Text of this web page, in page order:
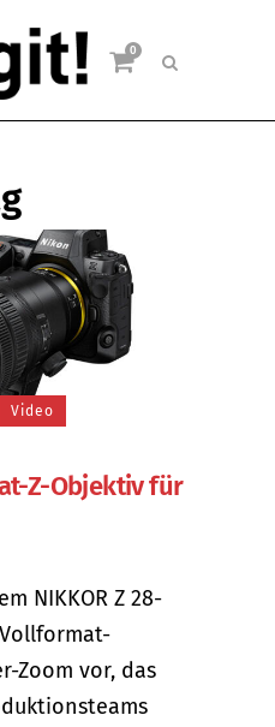
0
Video
Z-Objektiv für
NIKKOR Z 28-
Zoom vor, das